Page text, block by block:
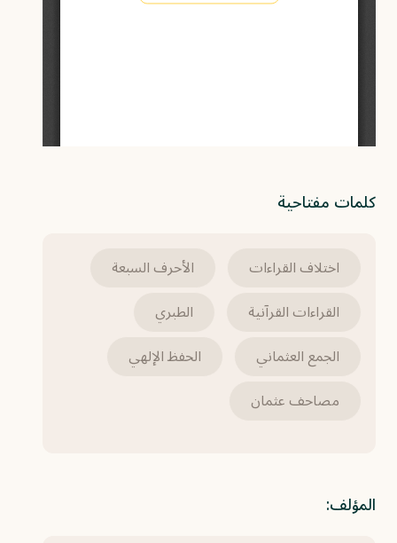
كلمات مفتاحية
اختلاف القراءات
الأحرف السبعة
القراءات القرآنية
الطبري
الجمع العثماني
الحفظ الإلهي
مصاحف عثمان
المؤلف: